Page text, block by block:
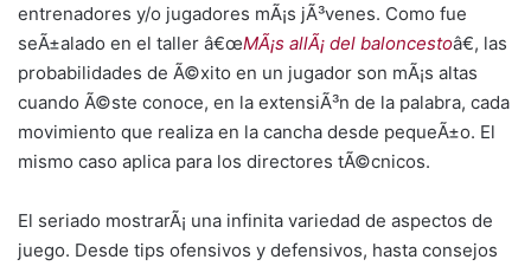
entrenadores y/o jugadores mÃ¡s jÃ³venes. Como fue
seÃ±alado en el taller â€œMÃ¡s allÃ¡ del baloncestoâ€, las
probabilidades de Ã©xito en un jugador son mÃ¡s altas
cuando Ã©ste conoce, en la extensiÃ³n de la palabra, cada
movimiento que realiza en la cancha desde pequeÃ±o. El
mismo caso aplica para los directores tÃ©cnicos.
El seriado mostrarÃ¡ una infinita variedad de aspectos de
juego. Desde tips ofensivos y defensivos, hasta consejos